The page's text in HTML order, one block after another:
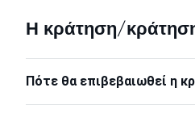
Η κράτηση/
Πότε θα επιβεβαιωθεί η